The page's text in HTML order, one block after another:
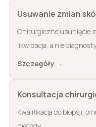
Usuwanie zmian
Chirurgiczne usunięcie
likwidacja, a nie
Szczegóły →
Konsultacja
Kwalifikacja do biopsji,